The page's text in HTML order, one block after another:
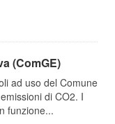
(ComGE)
ad uso del Comune
di CO2. I
funzione...